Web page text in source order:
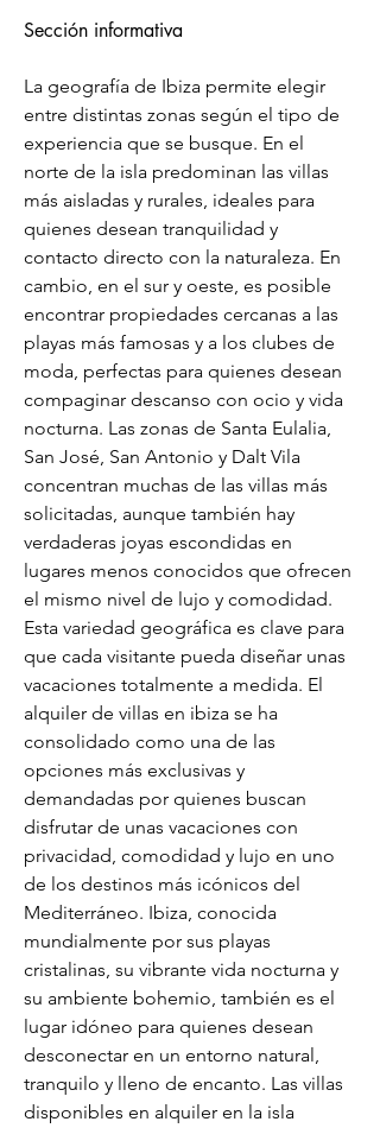
Sección informativa
La geografía de Ibiza permite elegir
entre distintas zonas según el tipo de
experiencia que se busque. En el
norte de la isla predominan las villas
más aisladas y rurales, ideales para
quienes desean tranquilidad y
contacto directo con la naturaleza. En
cambio, en el sur y oeste, es posible
encontrar propiedades cercanas a las
playas más famosas y a los clubes de
moda, perfectas para quienes desean
compaginar descanso con ocio y vida
nocturna. Las zonas de Santa Eulalia,
San José, San Antonio y Dalt Vila
concentran muchas de las villas más
solicitadas, aunque también hay
verdaderas joyas escondidas en
lugares menos conocidos que ofrecen
el mismo nivel de lujo y comodidad.
Esta variedad geográfica es clave para
que cada visitante pueda diseñar unas
vacaciones totalmente a medida. El
alquiler de villas en ibiza se ha
consolidado como una de las
opciones más exclusivas y
demandadas por quienes buscan
disfrutar de unas vacaciones con
privacidad, comodidad y lujo en uno
de los destinos más icónicos del
Mediterráneo. Ibiza, conocida
mundialmente por sus playas
cristalinas, su vibrante vida nocturna y
su ambiente bohemio, también es el
lugar idóneo para quienes desean
desconectar en un entorno natural,
tranquilo y lleno de encanto. Las villas
disponibles en alquiler en la isla